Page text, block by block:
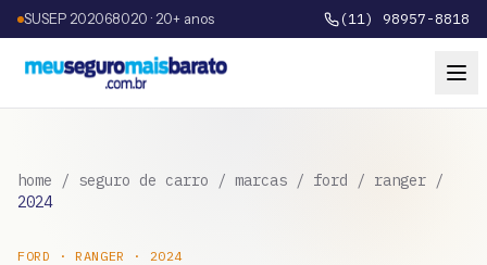
SUSEP 202068020 · 20+ anos (11) 98957-8818
home / seguro de carro / marcas / ford / ranger /
2024
FORD ·RANGER · 2024